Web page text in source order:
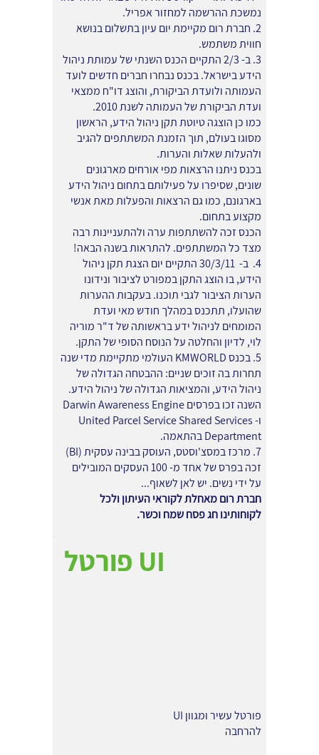
נמשכת ההרשמה למחזור אפריל.
2. חברת רום מקיימת יום עיון בתשלום בנושא
חווית משתמש.
3. ב- 2/3 התקיים הכנס השנתי של עמותת ניהול
הידע בישראל. בכנס נבחרו חברים חדשים לועד
העמותה ולועדת הביקורת, והוצג דו"ח ממצאי
ועדת הביקורת של העמותה לשנת 2010.
כמו כן הוצגה טיוטת תקן ניהול הידע, הראשון
מסוגו בעולם, תוך הזמנת המשתתפים להגיב
ולהעלות שאלות והערות.
בכנס ניתנו הרצאות מפי אורחים מארגונים
שונים, שסיפרו על פעילותם בתחום ניהול הידע
בארגונם, כמו גם הרצאות והפעלות מאת אנשי
מקצוע בתחום.
הכנס זכה להשתתפות ערה ולהתעניינות רבה
מצד כל המשתתפים. להתראות בשנה הבאה!
4. ב- 30/3/11 התקיים יום הצגת תקן ניהול
הידע, בו הוצג התקן במפורט לציבור ונידונו
הערות הציבור לגבי תוכנו. בעקבות ההערות
שהועלו, תתכנס במהלך חודש מאי ועדת
המומחים לניהול ידע בראשותה של ד"ר מוריה
לוי, לדיון והחלטה על הנוסח הסופי של התקן.
5. בכנס KMWORLD העולמי מתקיימת מדי שנה
תחרות בה זוכים שניים: ההבטחה הגדולה של
ניהול הידע, והמציאות הגדולה של ניהול הידע.
השנה זכו בפרסים Darwin Awareness Engine
ו- United Parcel Service Shared Services
Department בהתאמה.
7. מרכז במסצ'וסטס, העוסק בבינה עסקית (BI)
זכה בפרס של אחד מ- 100 העסקים המובילים
על ידי נשים. יש לאן לשאוף...
חברת רום מאחלת לקוראי העיתון ולכל
לקוחותינו חג פסח שמח וכשר.
פורטל UI
פורטל עשיר ומגוון UI
להרחבה